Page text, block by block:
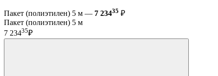
Пакет (полиэтилен) 5 м — 7 23435 ₽
Пакет (полиэтилен) 5 м
7 23435₽